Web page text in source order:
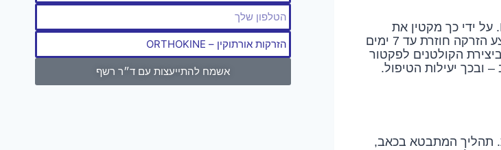
לאחר ההזרקה לאיבר המטרה, הפקטור חוסם את קולטני הדלקת ל IL1. על ידי כך מקטין את
השפעתו. זמן מחצית החיים של הפקטור הוא מספר ימים. לכן עדיף לבצע הזרקה חוזרת עד 7 ימים
הקולטנים לפקטור
ובכך יעילות הטיפול.
תהליך המתבטא בכאב,
אשמח להתייעצות עם ד״ר רשף